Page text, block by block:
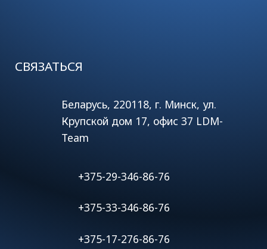
СВЯЗАТЬСЯ
Беларусь, 220118, г. Минск, ул.
Крупской дом 17, офис 37 LDM-
Team
+375-29-346-86-76
+375-33-346-86-76
+375-17-276-86-76